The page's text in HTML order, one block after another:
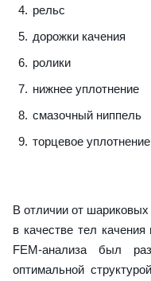
рельс
дорожки качения
ролики
нижнее уплотнение
смазочный ниппель
торцевое
В отличии от
в качестве тел
FEM-анализа был
оптимальной